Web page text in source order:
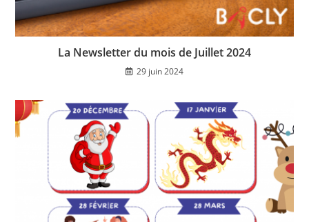
La Newsletter du mois de Juillet 2024
29 juin 2024